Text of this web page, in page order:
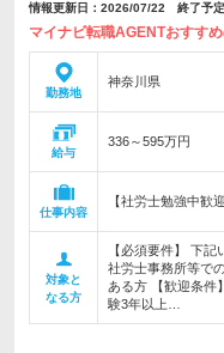
情報更新日：2026/07/22 終了予
マイナビ転職AGENTおすす
勤務地
神奈川県
給与
336～595万円
仕事内容
【社労士勉強中歓
対象と
なる方
【必須要件】 下
社労士事務所等で
ある方 【歓迎条
験3年以上…